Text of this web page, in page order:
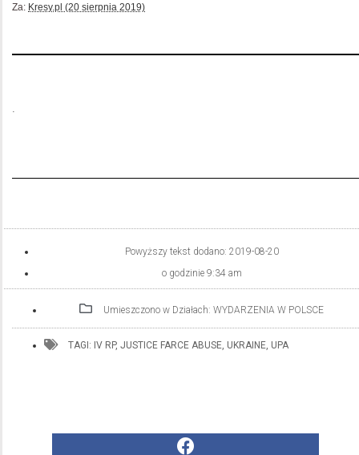
Za: Kresy.pl (20 sierpnia 2019)
Powyższy tekst dodano: 2019-08-20
o godzinie 9:34 am
Umieszczono w Działach: WYDARZENIA W POLSCE
TAGI: IV RP, JUSTICE FARCE ABUSE, UKRAINE, UPA